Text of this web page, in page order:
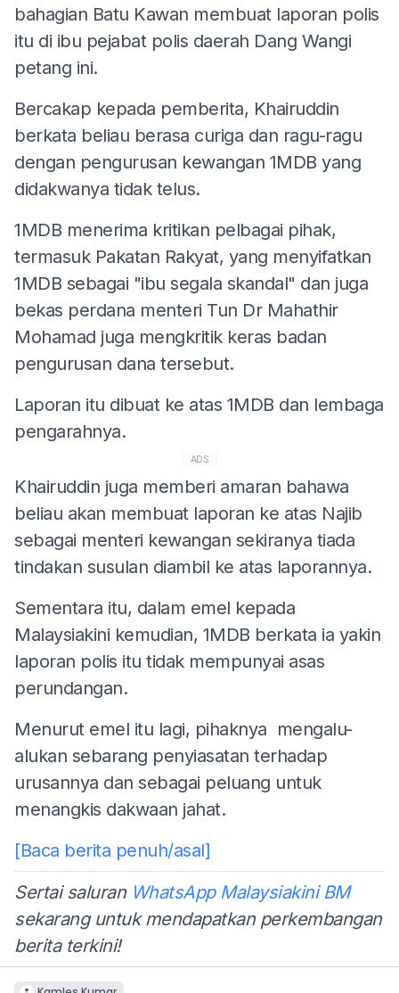
bahagian Batu Kawan membuat laporan polis
itu di ibu pejabat polis daerah Dang Wangi
petang ini.
Bercakap kepada pemberita, Khairuddin
berkata beliau berasa curiga dan ragu-ragu
dengan pengurusan kewangan 1MDB yang
didakwanya tidak telus.
1MDB menerima kritikan pelbagai pihak,
termasuk Pakatan Rakyat, yang menyifatkan
1MDB sebagai "ibu segala skandal" dan juga
bekas perdana menteri Tun Dr Mahathir
Mohamad juga mengkritik keras badan
pengurusan dana tersebut.
Laporan itu dibuat ke atas 1MDB dan lembaga
pengarahnya.
ADS
Khairuddin juga memberi amaran bahawa
beliau akan membuat laporan ke atas Najib
sebagai menteri kewangan sekiranya tiada
tindakan susulan diambil ke atas laporannya.
Sementara itu, dalam emel kepada
Malaysiakini kemudian, 1MDB berkata ia yakin
laporan polis itu tidak mempunyai asas
perundangan.
Menurut emel itu lagi, pihaknya mengalu-
alukan sebarang penyiasatan terhadap
urusannya dan sebagai peluang untuk
menangkis dakwaan jahat.
[Baca berita penuh/asal]
Sertai saluran WhatsApp Malaysiakini BM
sekarang untuk mendapatkan perkembangan
berita terkini!